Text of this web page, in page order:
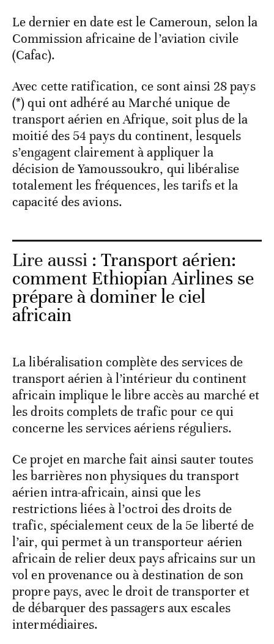
Le dernier en date est le Cameroun, selon la
Commission africaine de l’aviation civile
(Cafac).
Avec cette ratification, ce sont ainsi 28 pays
(*) qui ont adhéré au Marché unique de
transport aérien en Afrique, soit plus de la
moitié des 54 pays du continent, lesquels
s’engagent clairement à appliquer la
décision de Yamoussoukro, qui libéralise
totalement les fréquences, les tarifs et la
capacité des avions.
Lire aussi :Transport aérien:
comment Ethiopian Airlines se
prépare à dominer le ciel
africain
La libéralisation complète des services de
transport aérien à l’intérieur du continent
africain implique le libre accès au marché et
les droits complets de trafic pour ce qui
concerne les services aériens réguliers.
Ce projet en marche fait ainsi sauter toutes
les barrières non physiques du transport
aérien intra-africain, ainsi que les
restrictions liées à l’octroi des droits de
trafic, spécialement ceux de la 5e liberté de
l’air, qui permet à un transporteur aérien
africain de relier deux pays africains sur un
vol en provenance ou à destination de son
propre pays, avec le droit de transporter et
de débarquer des passagers aux escales
intermédiaires.